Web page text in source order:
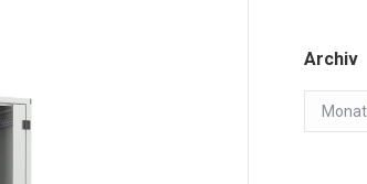
Archiv
Archiv